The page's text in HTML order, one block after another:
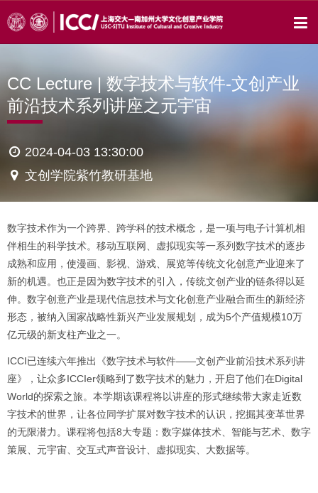
CC Lecture | 数字技术与软件-文创产业
前沿技术系列讲座之元宇宙
2024-04-03 13:30:00
文创学院紫竹教研基地
数字技术作为一个跨界、跨学科的技术概念，是一项与电子计算机相
伴相生的科学技术。移动互联网、虚拟现实等一系列数字技术的逐步
成熟和应用，使漫画、影视、游戏、展览等传统文化创意产业迎来了
新的机遇。也正是因为数字技术的引入，传统文创产业的链条得以延
伸。数字创意产业是现代信息技术与文化创意产业融合而生的新经济
形态，被纳入国家战略性新兴产业发展规划，成为5个产值规模10万
亿元级的新支柱产业之一。
ICCI已连续六年推出《数字技术与软件——文创产业前沿技术系列讲
座》，让众多ICCIer领略到了数字技术的魅力，开启了他们在Digital
World的探索之旅。本学期该课程将以讲座的形式继续带大家走近数
字技术的世界，让各位同学扩展对数字技术的认识，挖掘其变革世界
的无限潜力。课程将包括8大专题：数字媒体技术、智能与艺术、数字
策展、元宇宙、交互式声音设计、虚拟现实、大数据等。